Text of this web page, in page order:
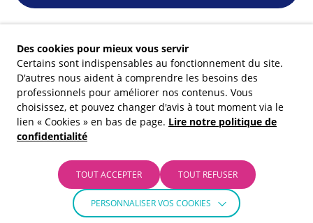
Membre du
© Carif-Oref Occitanie 2026
Des cookies pour mieux vous servir
Certains sont indispensables au fonctionnement du site.
D'autres nous aident à comprendre les besoins des
professionnels pour améliorer nos contenus. Vous
choisissez, et pouvez changer d'avis à tout moment via le
lien « Cookies » en bas de page. Lire notre politique de
confidentialité
TOUT ACCEPTER TOUT REFUSER
PERSONNALISER VOS COOKIES